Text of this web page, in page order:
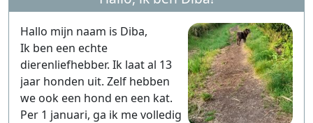
Hallo mijn naam is Diba,
Ik ben een echte
dierenliefhebber. Ik laat al 13
jaar honden uit. Zelf hebben
we ook een hond en een kat.
Per 1 januari, ga ik me volledig